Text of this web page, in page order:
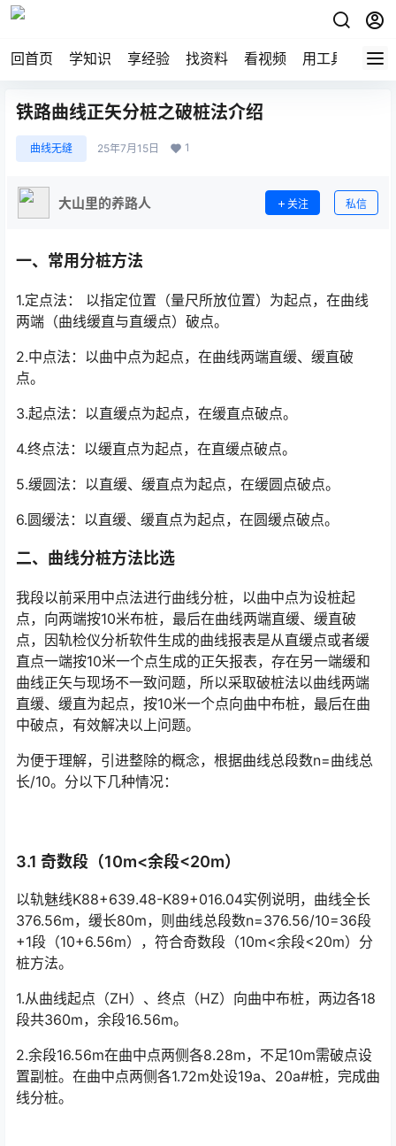
回首页 学知识 享经验 找资料 看视频 用工具 论技
铁路曲线正矢分桩之破桩法介绍
曲线无缝 25年7月15日 1
大山里的养路人 关注 私信
一、常用分桩方法
1.定点法： 以指定位置（量尺所放位置）为起点，在曲线
两端（曲线缓直与直缓点）破点。
2.中点法：以曲中点为起点，在曲线两端直缓、缓直破
点。
3.起点法：以直缓点为起点，在缓直点破点。
4.终点法：以缓直点为起点，在直缓点破点。
5.缓圆法：以直缓、缓直点为起点，在缓圆点破点。
6.圆缓法：以直缓、缓直点为起点，在圆缓点破点。
二、曲线分桩方法比选
我段以前采用中点法进行曲线分桩，以曲中点为设桩起
点，向两端按10米布桩，最后在曲线两端直缓、缓直破
点，因轨检仪分析软件生成的曲线报表是从直缓点或者缓
直点一端按10米一个点生成的正矢报表，存在另一端缓和
曲线正矢与现场不一致问题，所以采取破桩法以曲线两端
直缓、缓直为起点，按10米一个点向曲中布桩，最后在曲
中破点，有效解决以上问题。󠅅󠅃󠄵󠅂󠄪󠇖󠆨󠆨󠇕󠆞󠆒󠅬󠇘󠆭󠆘󠇙󠆝󠅵󠇗󠆭󠆁󠄐󠇗󠅹󠅸󠇖󠆍󠅳󠇖󠅹󠅰󠇖󠆌󠅹
为便于理解，引进整除的概念，根据曲线总段数n=曲线总
长/10。分以下几种情况：
3.1 奇数段（10m<余段<20m）
以轨魅线K88+639.48-K89+016.04实例说明，曲线全长
376.56m，缓长80m，则曲线总段数n=376.56/10=36段
+1段（10+6.56m），符合奇数段（10m<余段<20m）分
桩方法。󠅅󠅃󠄵󠅂󠄪󠇖󠆨󠆨󠇕󠆞󠆒󠅬󠇘󠆭󠆘󠇙󠆝󠅵󠇗󠆭󠆁󠄐󠇗󠅹󠅸󠇖󠆍󠅳󠇖󠅹󠅰󠇖󠆌󠅹
1.从曲线起点（ZH）、终点（HZ）向曲中布桩，两边各18
段共360m，余段16.56m。
2.余段16.56m在曲中点两侧各8.28m，不足10m需破点设
置副桩。在曲中点两侧各1.72m处设19a、20a#桩，完成曲
线分桩。